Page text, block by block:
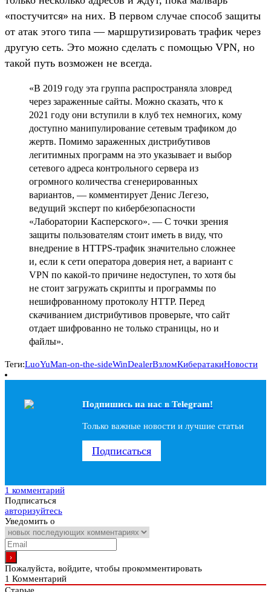
«постучится» на них. В первом случае способ защиты
от атак этого типа — маршрутизировать трафик через
другую сеть. Это можно сделать с помощью VPN, но
такой путь возможен не всегда.
«В 2019 году эта группа распространяла зловред
через зараженные сайты. Можно сказать, что к
2021 году они вступили в клуб тех немногих, кому
доступно манипулирование сетевым трафиком до
жертв. Помимо зараженных дистрибутивов
легитимных программ на это указывает и выбор
сетевого адреса контрольного сервера из
огромного количества сгенерированных
вариантов, — комментирует Денис Легезо,
ведущий эксперт по кибербезопасности
«Лаборатории Касперского». — С точки зрения
защиты пользователям стоит иметь в виду, что
внедрение в HTTPS-трафик значительно сложнее
и, если к сети оператора доверия нет, а вариант с
VPN по какой-то причине недоступен, то хотя бы
не стоит загружать скрипты и программы по
нешифрованному протоколу HTTP. Перед
скачиванием дистрибутивов проверьте, что сайт
отдает шифрованно не только страницы, но и
файлы».
Теги:LuoYuMan-on-the-sideWinDealerВзломКибератакиНовости
Подпишись на наc в Telegram!
Только важные новости и лучшие статьи
Подписаться
1 комментарий
Подписаться
авторизуйтесь
Уведомить о
Пожалуйста, войдите, чтобы прокомментировать
1 Комментарий